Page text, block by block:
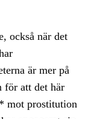
också när det
är mer på
för att det här
mot prostitution